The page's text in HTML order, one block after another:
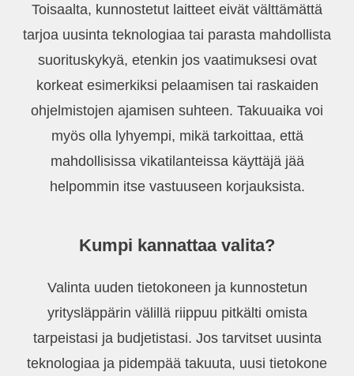
Toisaalta, kunnostetut laitteet eivät välttämättä
tarjoa uusinta teknologiaa tai parasta mahdollista
suorituskykyä, etenkin jos vaatimuksesi ovat
korkeat esimerkiksi pelaamisen tai raskaiden
ohjelmistojen ajamisen suhteen. Takuuaika voi
myös olla lyhyempi, mikä tarkoittaa, että
mahdollisissa vikatilanteissa käyttäjä jää
helpommin itse vastuuseen korjauksista.
Kumpi kannattaa valita?
Valinta uuden tietokoneen ja kunnostetun
yritysläppärin välillä riippuu pitkälti omista
tarpeistasi ja budjetistasi. Jos tarvitset uusinta
teknologiaa ja pidempää takuuta, uusi tietokone